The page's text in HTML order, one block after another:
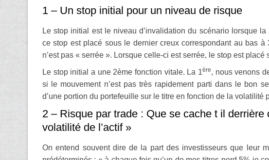
1 – Un stop initial pour un niveau de risque
Le stop initial est le niveau d’invalidation du scénario lorsque
ce stop est placé sous le dernier creux correspondant au bas
n’est pas « serrée ». Lorsque celle-ci est serrée, le stop est
Le stop initial a une 2ème fonction vitale. La 1ère, nous venons
si le mouvement n’est pas très rapidement parti dans le bon
d’une portion du portefeuille sur le titre en fonction de la volatilité
2 – Risque par trade : Que se cache t il
volatilité de l’actif »
On entend souvent dire de la part des investisseurs que leur